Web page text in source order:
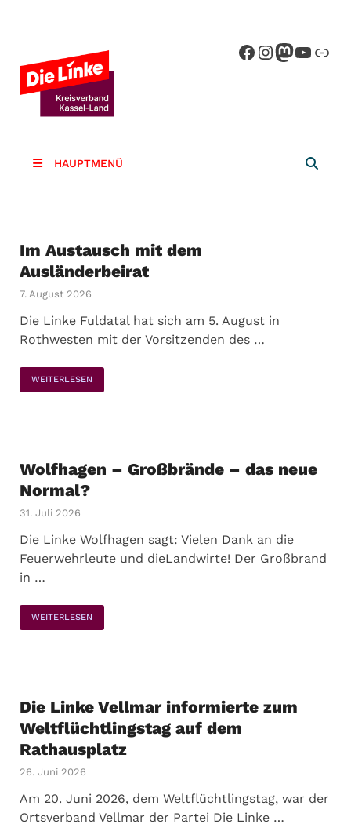
HAUPTMENÜ
Im Austausch mit dem
Ausländerbeirat
7. August 2026
Die Linke Fuldatal hat sich am 5. August in
Rothwesten mit der Vorsitzenden des …
WEITERLESEN
Wolfhagen – Großbrände – das neue
Normal?
31. Juli 2026
Die Linke Wolfhagen sagt: Vielen Dank an die
Feuerwehrleute und dieLandwirte! Der Großbrand
in …
WEITERLESEN
Die Linke Vellmar informierte zum
Weltflüchtlingstag auf dem
Rathausplatz
26. Juni 2026
Am 20. Juni 2026, dem Weltflüchtlingstag, war der
Ortsverband Vellmar der Partei Die Linke …